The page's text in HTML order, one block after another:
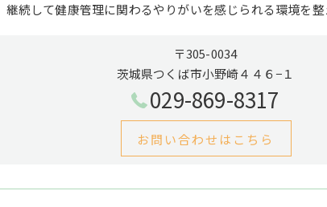
続して健康管理に関わるやりがいを感じられる環境を整
〒305-0034
茨城県つくば市小野崎４４６−１
029-869-8317
お問い合わせはこちら